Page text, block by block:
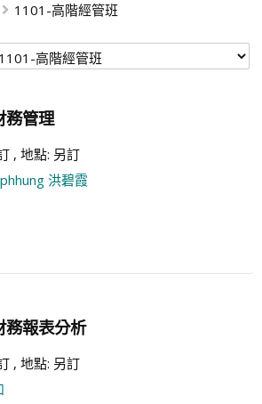
搜
尋
送
1101-高階經管班
管理
, 地點: 另訂
phhung 洪碧霞
報表分析
, 地點: 另訂